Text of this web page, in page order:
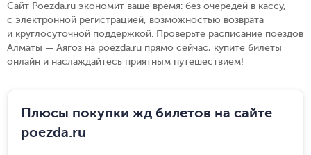
Сайт Poezda.ru экономит ваше время: без очередей в кассу,
с электронной регистрацией, возможностью возврата
и круглосуточной поддержкой. Проверьте расписание поездов
Алматы — Аягоз на poezda.ru прямо сейчас, купите билеты
онлайн и наслаждайтесь приятным путешествием!
Плюсы покупки жд билетов на сайте
poezda.ru